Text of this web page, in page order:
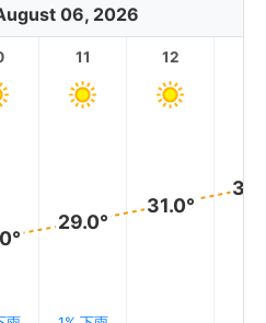
06, 2026
11
29.0°
12
31.0°